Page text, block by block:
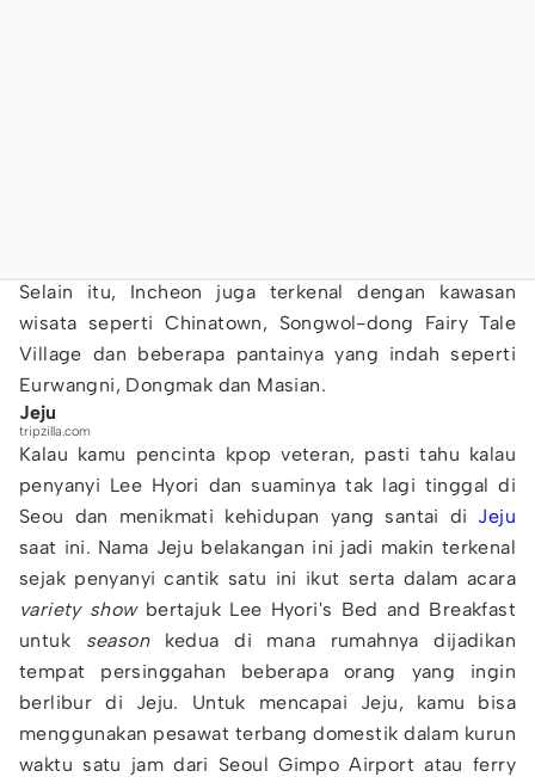
Selain itu, Incheon juga terkenal dengan kawasan
wisata seperti Chinatown, Songwol-dong Fairy Tale
Village dan beberapa pantainya yang indah seperti
Eurwangni, Dongmak dan Masian.
Jeju
tripzilla.com
Kalau kamu pencinta kpop veteran, pasti tahu kalau
penyanyi Lee Hyori dan suaminya tak lagi tinggal di
Seou dan menikmati kehidupan yang santai di Jeju
saat ini. Nama Jeju belakangan ini jadi makin terkenal
sejak penyanyi cantik satu ini ikut serta dalam acara
variety showbertajuk Lee Hyori's Bed and Breakfast
untuk seasonkedua di mana rumahnya dijadikan
tempat persinggahan beberapa orang yang ingin
berlibur di Jeju. Untuk mencapai Jeju, kamu bisa
menggunakan pesawat terbang domestik dalam kurun
waktu satu jam dari Seoul Gimpo Airport atau ferry